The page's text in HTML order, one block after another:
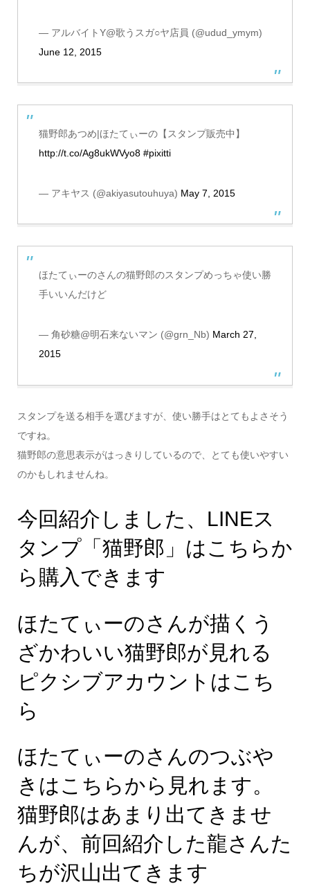
— アルバイトY@歌うスガ○ヤ店員 (@udud_ymym)
June 12, 2015
猫野郎あつめ|ほたてぃーの【スタンプ販売中】
http://t.co/Ag8ukWVyo8 #pixitti
— アキヤス (@akiyasutouhuya) May 7, 2015
ほたてぃーのさんの猫野郎のスタンプめっちゃ使い勝
手いいんだけど
— 角砂糖@明石来ないマン (@grn_Nb) March 27,
2015
スタンプを送る相手を選びますが、使い勝手はとてもよさそう
ですね。
猫野郎の意思表示がはっきりしているので、とても使いやすい
のかもしれませんね。
今回紹介しました、LINEス
タンプ「猫野郎」はこちらか
ら購入できます
ほたてぃーのさんが描くう
ざかわいい猫野郎が見れる
ピクシブアカウントはこち
ら
ほたてぃーのさんのつぶや
きはこちらから見れます。
猫野郎はあまり出てきませ
んが、前回紹介した龍さんた
ちが沢山出てきます